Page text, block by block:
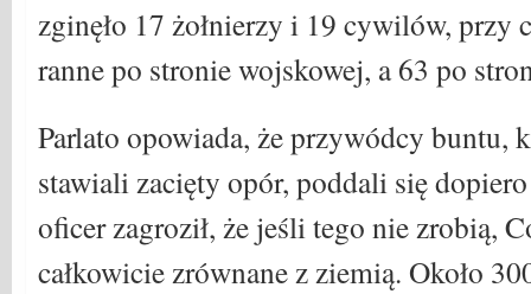
zginęło 17 żołnierzy i 19 cywilów, przy
ranne po stronie wojskowej, a 63 po
Parlato opowiada, że ​​przywódcy buntu,
stawiali zacięty opór, poddali się
oficer zagroził, że jeśli tego nie zrobią,
całkowicie zrównane z ziemią. Około